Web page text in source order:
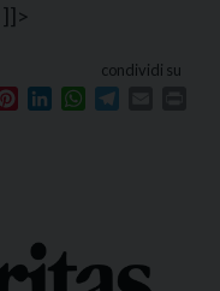
]]>
condividi su
PinterestLinkedInWhatsApp